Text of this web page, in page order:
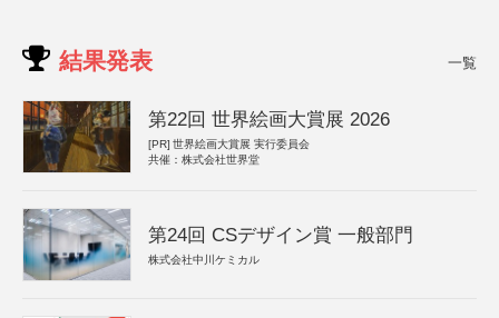
結果発表 一覧
第22回 世界絵画大賞展 2026
[PR] 世界絵画大賞展 実行委員会
共催：株式会社世界堂
第24回 CSデザイン賞 一般部門
株式会社中川ケミカル